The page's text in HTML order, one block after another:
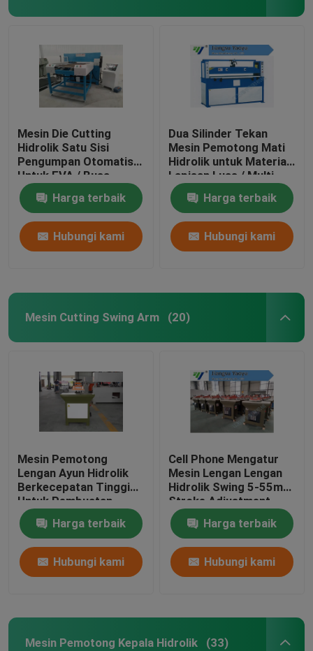
Mesin Die Cutting
Hidrolik Satu Sisi
Pengumpan Otomatis
Untuk EVA / Busa
Harga terbaik
Hubungi kami
Dua Silinder Tekan
Mesin Pemotong Mati
Hidrolik untuk Material
Lapisan Luas / Multi
Harga terbaik
Hubungi kami
Mesin Cutting Swing Arm (20)
Mesin Pemotong
Lengan Ayun Hidrolik
Berkecepatan Tinggi
Untuk Pembuatan
Sarung Tangan Kulit
Harga terbaik
Hubungi kami
Cell Phone Mengatur
Mesin Lengan Lengan
Hidrolik Swing 5-55mm
Stroke Adjustment
Harga terbaik
Hubungi kami
Mesin Pemotong Kepala Hidrolik (33)